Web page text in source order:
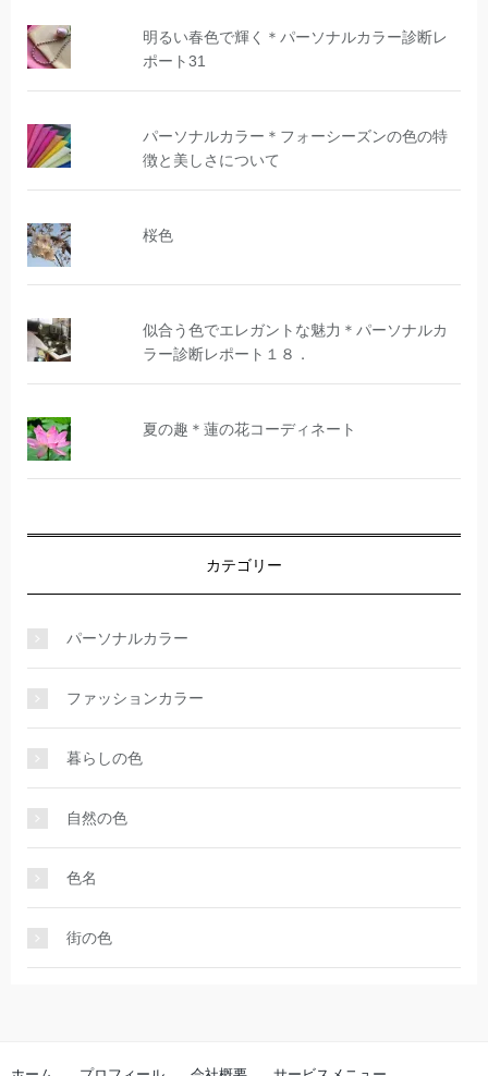
明るい春色で輝く＊パーソナルカラー診断レ
ポート31
パーソナルカラー＊フォーシーズンの色の特
徴と美しさについて
桜色
似合う色でエレガントな魅力＊パーソナルカ
ラー診断レポート１８．
夏の趣＊蓮の花コーディネート
カテゴリー
パーソナルカラー
ファッションカラー
暮らしの色
自然の色
色名
街の色